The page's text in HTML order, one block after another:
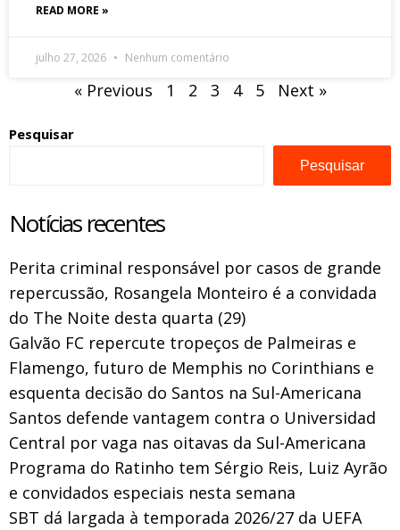
READ MORE »
julho 27, 2026 Nenhum comentário
« Previous 1 2 3 4 5 Next »
Pesquisar
Pesquisar
Notícias recentes
Perita criminal responsável por casos de grande
repercussão, Rosangela Monteiro é a convidada
do The Noite desta quarta (29)
Galvão FC repercute tropeços de Palmeiras e
Flamengo, futuro de Memphis no Corinthians e
esquenta decisão do Santos na Sul-Americana
Santos defende vantagem contra o Universidad
Central por vaga nas oitavas da Sul-Americana
Programa do Ratinho tem Sérgio Reis, Luiz Ayrão
e convidados especiais nesta semana
SBT dá largada à temporada 2026/27 da UEFA